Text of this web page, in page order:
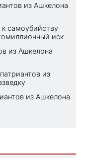
из Ашкелона
самоубийству
иск
из Ашкелона
из
из Ашкелона